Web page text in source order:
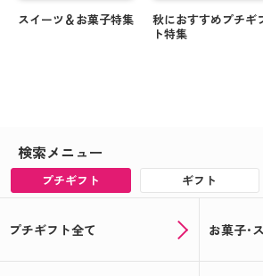
会えない時代にも写真入り敬老の
しよう☆★
まだ間に合う！オリジナルの母の日
母の日にオリジナルお菓子で感謝
☆★記念品や送別品に★☆思い出を
スイーツ＆お菓子特集
秋におすすめプチギ
ト特集
検索メニュー
プチギフト ギフト
プチギフト全て お菓子･